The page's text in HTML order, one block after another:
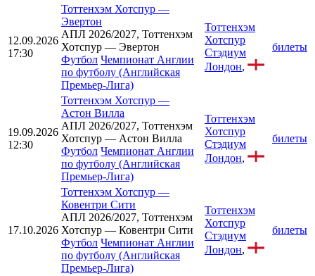
12.09.2026
17:30
Тоттенхэм Хотспур —
Эвертон
АПЛ 2026/2027, Тоттенхэм
Хотспур — Эвертон
Футбол Чемпионат Англии
по футболу (Английская
Премьер-Лига)
Тоттенхэм
Хотспур
Стэдиум
Лондон,
билеты
19.09.2026
12:30
Тоттенхэм Хотспур —
Астон Вилла
АПЛ 2026/2027, Тоттенхэм
Хотспур — Астон Вилла
Футбол Чемпионат Англии
по футболу (Английская
Премьер-Лига)
Тоттенхэм
Хотспур
Стэдиум
Лондон,
билеты
17.10.2026
Тоттенхэм Хотспур —
Ковентри Сити
АПЛ 2026/2027, Тоттенхэм
Хотспур — Ковентри Сити
Футбол Чемпионат Англии
по футболу (Английская
Премьер-Лига)
Тоттенхэм
Хотспур
Стэдиум
Лондон,
билеты